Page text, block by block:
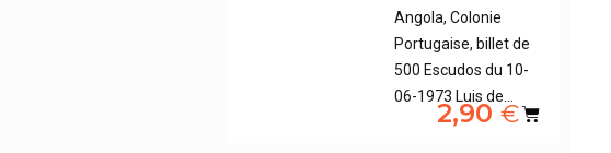
Angola, Colonie
Portugaise, billet de
500 Escudos du 10-
06-1973 Luis de…
2,90 €